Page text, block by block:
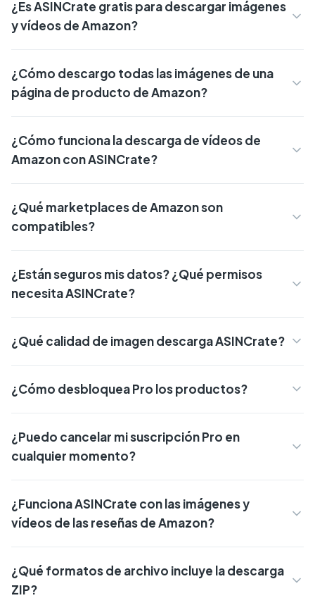
¿Es ASINCrate gratis para descargar imágenes
y vídeos de Amazon?
¿Cómo descargo todas las imágenes de una
página de producto de Amazon?
¿Cómo funciona la descarga de vídeos de
Amazon con ASINCrate?
¿Qué marketplaces de Amazon son
compatibles?
¿Están seguros mis datos? ¿Qué permisos
necesita ASINCrate?
¿Qué calidad de imagen descarga ASINCrate?
¿Cómo desbloquea Pro los productos?
¿Puedo cancelar mi suscripción Pro en
cualquier momento?
¿Funciona ASINCrate con las imágenes y
vídeos de las reseñas de Amazon?
¿Qué formatos de archivo incluye la descarga
ZIP?